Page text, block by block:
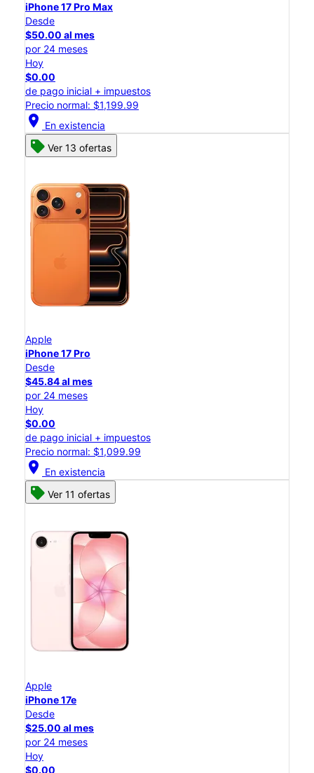
iPhone 17 Pro Max
Desde
$50.00 al mes
por 24 meses
Hoy
$0.00
de pago inicial + impuestos
Precio normal: $1,199.99
location_on En existencia
Ver 13 ofertas
Apple
iPhone 17 Pro
Desde
$45.84 al mes
por 24 meses
Hoy
$0.00
de pago inicial + impuestos
Precio normal: $1,099.99
location_on En existencia
Ver 11 ofertas
Apple
iPhone 17e
Desde
$25.00 al mes
por 24 meses
Hoy
$0.00